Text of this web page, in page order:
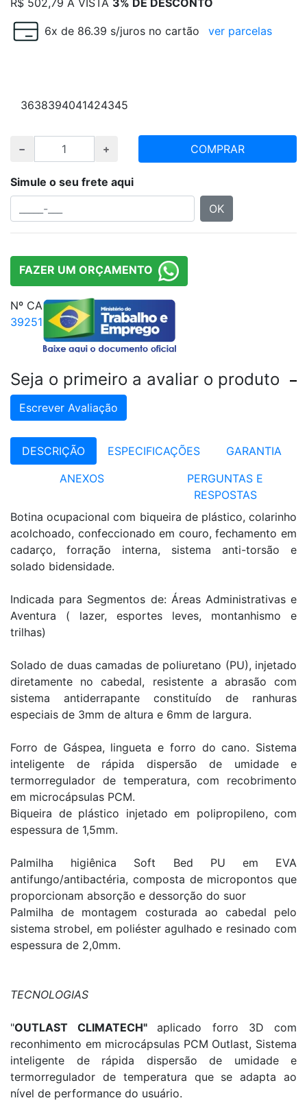
6x de 86.39 s/juros no cartão ver parcelas
3638394041424345
COMPRAR
Simule o seu frete aqui
OK
FAZER UM ORÇAMENTO
Nº CA
39251
Seja o primeiro a avaliar o produto
Escrever Avaliação
DESCRIÇÃO ESPECIFICAÇÕES
GARANTIA
ANEXOS
PERGUNTAS E
RESPOSTAS
Botina ocupacional com biqueira de plástico, colarinho
acolchoado, confeccionado em couro, fechamento em
cadarço, forração interna, sistema anti-torsão e
solado bidensidade.
Indicada para Segmentos de: Áreas Administrativas e
Aventura ( lazer, esportes leves, montanhismo e
trilhas)
Solado de duas camadas de poliuretano (PU), injetado
diretamente no cabedal, resistente a abrasão com
sistema antiderrapante constituído de ranhuras
especiais de 3mm de altura e 6mm de largura.
Forro de Gáspea, lingueta e forro do cano. Sistema
inteligente de rápida dispersão de umidade e
termorregulador de temperatura, com recobrimento
em microcápsulas PCM.
Biqueira de plástico injetado em polipropileno, com
espessura de 1,5mm.
Palmilha higiênica Soft Bed PU em EVA
antifungo/antibactéria, composta de micropontos que
proporcionam absorção e dessorção do suor
Palmilha de montagem costurada ao cabedal pelo
sistema strobel, em poliéster agulhado e resinado com
espessura de 2,0mm.
TECNOLOGIAS
"OUTLAST CLIMATECH"aplicado forro 3D com
reconhimento em microcápsulas PCM Outlast, Sistema
inteligente de rápida dispersão de umidade e
termorregulador de temperatura que se adapta ao
nível de performance do usuário.